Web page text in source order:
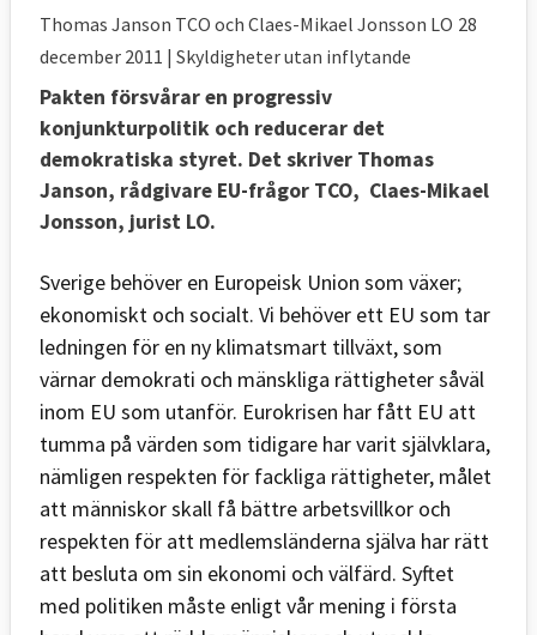
Thomas Janson TCO och Claes-Mikael Jonsson LO 28
december 2011 | Skyldigheter utan inflytande
Pakten försvårar en progressiv
konjunkturpolitik och reducerar det
demokratiska styret. Det skriver Thomas
Janson, rådgivare EU-frågor TCO, Claes-Mikael
Jonsson, jurist LO.
Sverige behöver en Europeisk Union som växer;
ekonomiskt och socialt. Vi behöver ett EU som tar
ledningen för en ny klimatsmart tillväxt, som
värnar demokrati och mänskliga rättigheter såväl
inom EU som utanför. Eurokrisen har fått EU att
tumma på värden som tidigare har varit självklara,
nämligen respekten för fackliga rättigheter, målet
att människor skall få bättre arbetsvillkor och
respekten för att medlemsländerna själva har rätt
att besluta om sin ekonomi och välfärd. Syftet
med politiken måste enligt vår mening i första